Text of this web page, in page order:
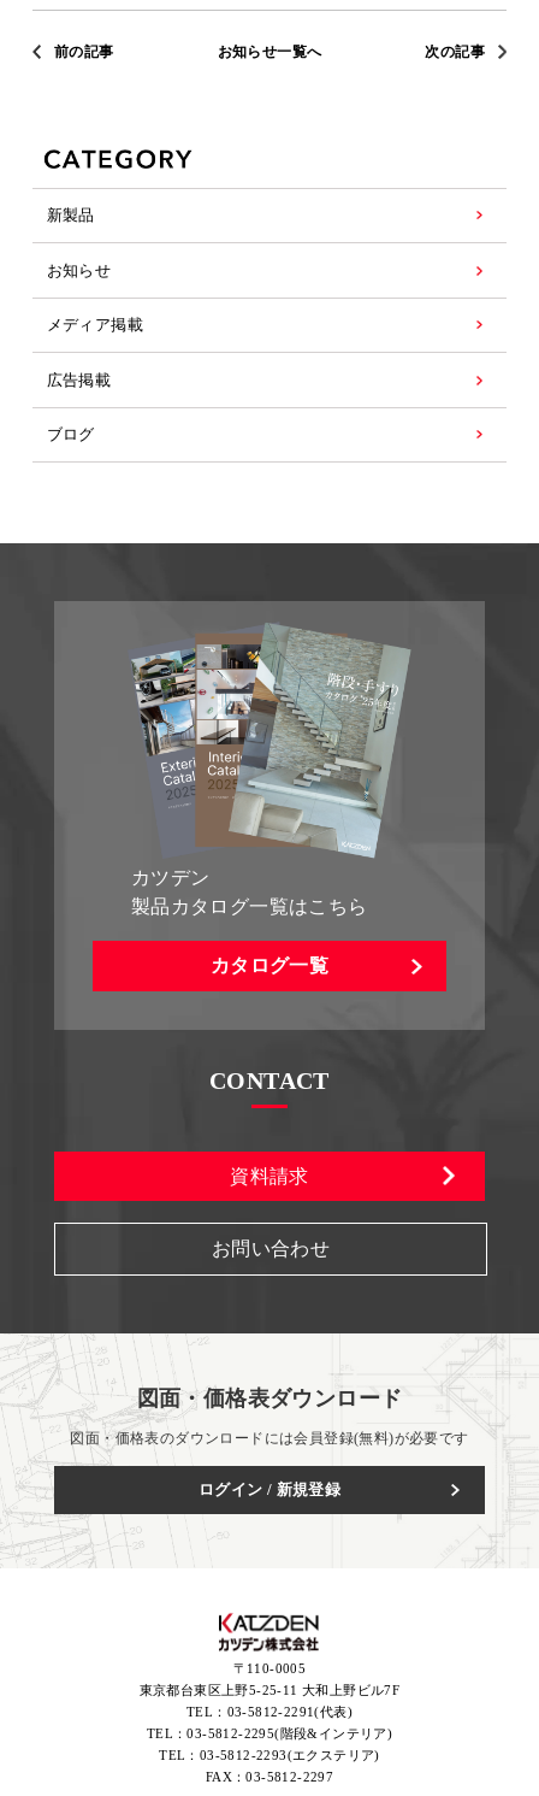
前の記事 お知らせ一覧へ 次の記事
新製品
お知らせ
メディア掲載
広告掲載
ブログ
カツデン
製品カタログ一覧はこちら
カタログ一覧
CONTACT
資料請求
お問い合わせ
図面・価格表ダウンロード
図面・価格表のダウンロードには会員登録(無料)が必要です
ログイン / 新規登録
〒110-0005
東京都台東区上野5-25-11 大和上野ビル7F
TEL： 03-5812-2291(代表)
TEL：03-5812-2295(階段&インテリア)
TEL： 03-5812-2293(エクステリア)
FAX：03-5812-2297